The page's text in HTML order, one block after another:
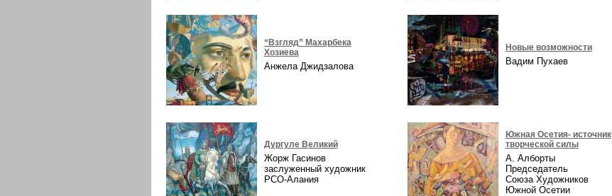
“Взгляд” Махарбека
Хозиева
Анжела Джидзалова
Дургуле Великий
Жорж Гасинов
заслуженный художник
РСО-Алания
Новые возможности
Вадим Пухаев
Южная Осетия- источник
творческой силы
А. Алборты
Председатель
Союза Художников
Южной Осетии